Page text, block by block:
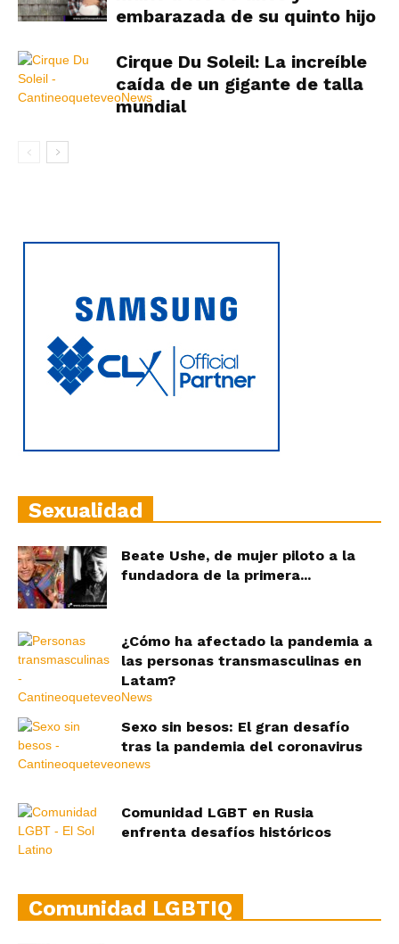
embarazada de su quinto hijo
Cirque Du Soleil: La increíble
caída de un gigante de talla
mundial
Sexualidad
Beate Ushe, de mujer piloto a la
fundadora de la primera...
¿Cómo ha afectado la pandemia a
las personas transmasculinas en
Latam?
Sexo sin besos: El gran desafío
tras la pandemia del coronavirus
Comunidad LGBT en Rusia
enfrenta desafíos históricos
Comunidad LGBTIQ